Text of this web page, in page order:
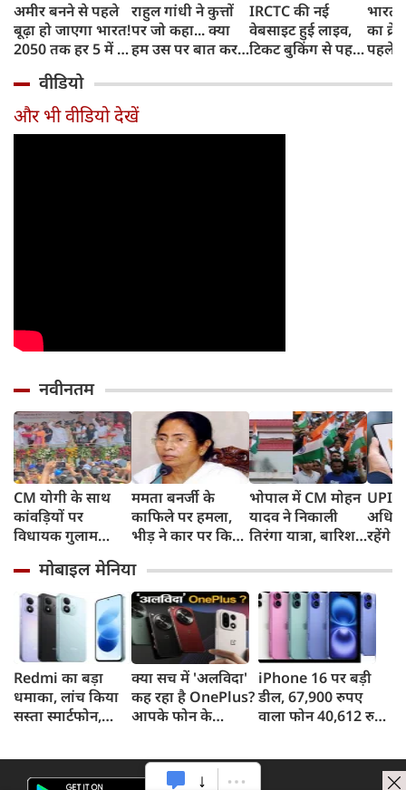
अमीर बनने से पहले
बूढ़ा हो जाएगा भारत!
2050 तक हर 5 में 1
साल से ज्यादा उम्र का
राहुल गांधी ने कुत्तों
पर जो कहा... क्या
हम उस पर बात कर
IRCTC की नई
वेबसाइट हुई लाइव,
टिकट बुकिंग से पहले
काम, जानें पूरा
भारत
का
पहले
और
वीडियो
और भी वीडियो देखें
नवीनतम
CM योगी के साथ
कांवड़ियों पर
विधायक गुलाम
फूल, UP में सियासत
गरमाई, AIMIM ने
उठाए सवाल
ममता बनर्जी के
काफिले पर हमला,
भीड़ ने कार पर किया
पुलिस पर लगा यह
आरोप
भोपाल में CM मोहन
यादव ने निकाली
तिरंगा यात्रा, बारिश
ने दिखाया देशभक्ति
का जज्बा
UPI
रहेंगे
ने
मोबाइल मेनिया
Redmi का बड़ा
धमाका, लांच किया
सस्ता स्मार्टफोन,
क्या सच में 'अलविदा'
कह रहा है OnePlus?
आपके फोन के
iPhone 16 पर बड़ी
डील, 67,900 रुपए
वाला फोन 40,612 रुपए